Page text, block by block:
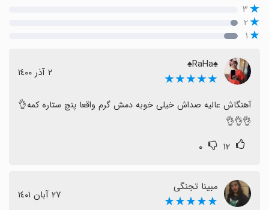
۳
۲
۱
♠RaHa♠
★★★★★ ٢ آذر ١٤٠٠
آهنگاش عالیه صداش خیلی خوبه دمش گرم واقعا پنچ ستاره کمه👌
👌👌👌
۱۲ ۰
مبینا تجنگی
★★★★★ ٢٧ آبان ١٤٠١